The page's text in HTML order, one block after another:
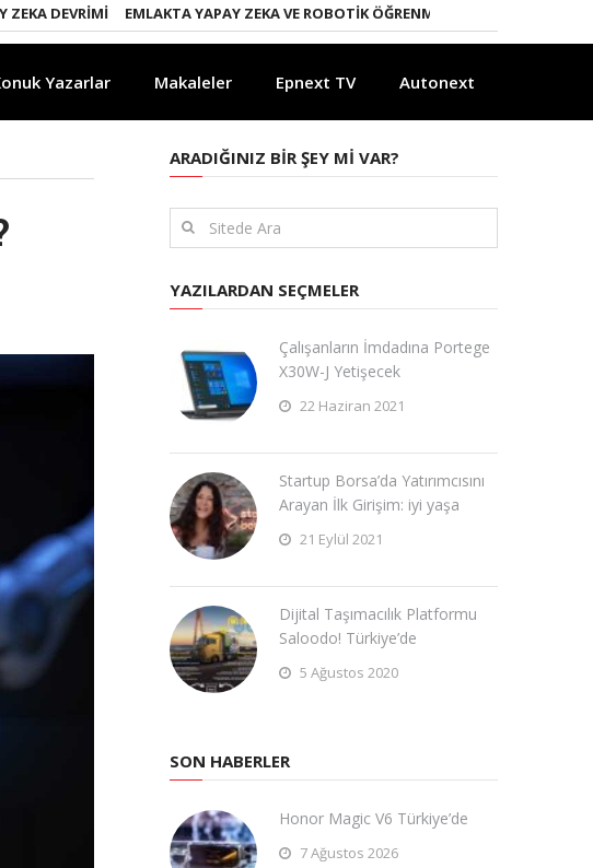
DEVRIMI EMLAKTA YAPAY ZEKA VE ROBOTIK ÖĞRENME DÖNEMI
Yazarlar Makaleler Epnext TV Autonext
ARADIĞINIZ BIR ŞEY MI VAR?
YAZILARDAN SEÇMELER
Çalışanların İmdadına Portege
X30W-J Yetişecek
22 Haziran 2021
Startup Borsa’da Yatırımcısını
Arayan İlk Girişim: iyi yaşa
21 Eylül 2021
Dijital Taşımacılık Platformu
Saloodo! Türkiye’de
5 Ağustos 2020
SON HABERLER
Honor Magic V6 Türkiye’de
7 Ağustos 2026